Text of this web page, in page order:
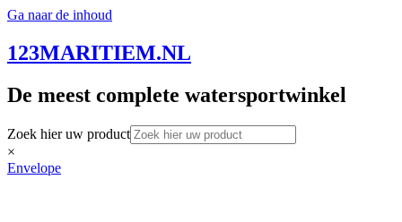
Ga naar de inhoud
123MARITIEM.NL
De meest complete watersportwinkel
Zoek hier uw product
×
Envelope